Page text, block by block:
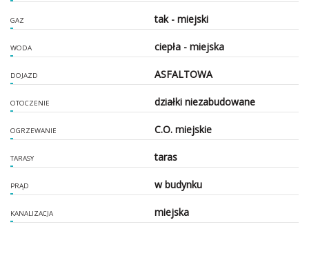
GAZ tak - miejski
WODA ciepła - miejska
DOJAZD ASFALTOWA
OTOCZENIE działki niezabudowane
OGRZEWANIE C.O. miejskie
TARASY taras
PRĄD w budynku
KANALIZACJA miejska